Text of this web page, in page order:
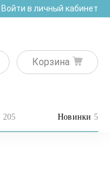
Войти в личный кабинет
Корзина
205 Новинки 5